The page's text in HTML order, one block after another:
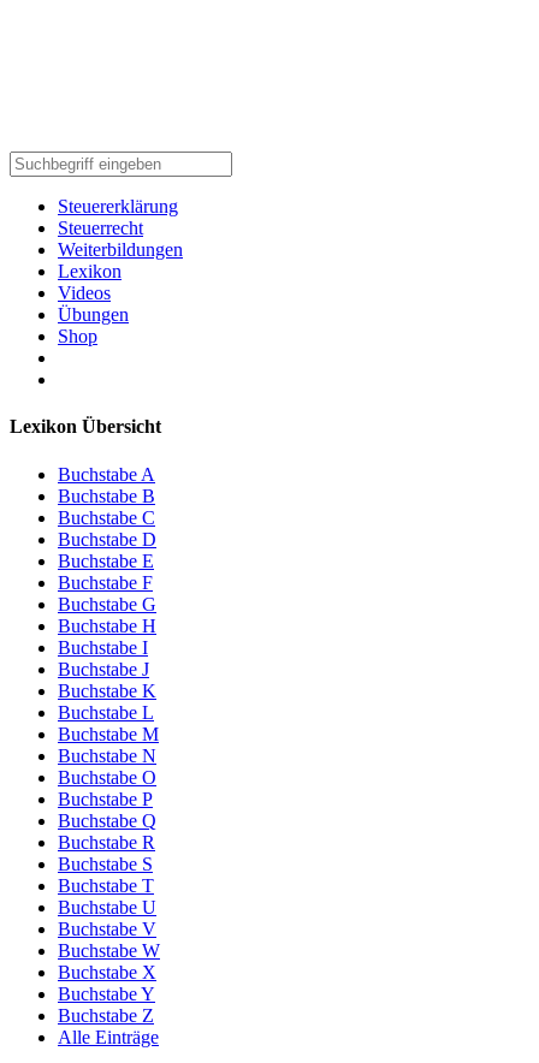
Steuererklärung
Steuerrecht
Weiterbildungen
Lexikon
Videos
Übungen
Shop
Lexikon Übersicht
Buchstabe A
Buchstabe B
Buchstabe C
Buchstabe D
Buchstabe E
Buchstabe F
Buchstabe G
Buchstabe H
Buchstabe I
Buchstabe J
Buchstabe K
Buchstabe L
Buchstabe M
Buchstabe N
Buchstabe O
Buchstabe P
Buchstabe Q
Buchstabe R
Buchstabe S
Buchstabe T
Buchstabe U
Buchstabe V
Buchstabe W
Buchstabe X
Buchstabe Y
Buchstabe Z
Alle Einträge